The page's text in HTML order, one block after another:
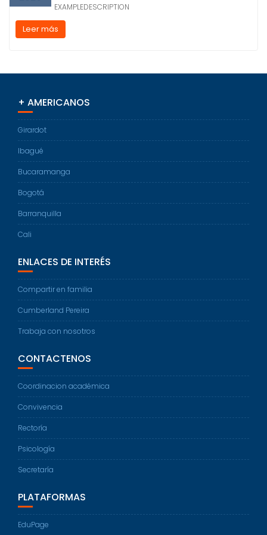
EXAMPLEDESCRIPTION
Leer más
+ AMERICANOS
Girardot
Ibagué
Bucaramanga
Bogotá
Barranquilla
Cali
ENLACES DE INTERÉS
Compartir en familia
Cumberland Pereira
Trabaja con nosotros
CONTACTENOS
Coordinacion académica
Convivencia
Rectoría
Psicología
Secretaría
PLATAFORMAS
EduPage